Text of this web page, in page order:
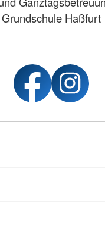
Grundschule Haßfurt